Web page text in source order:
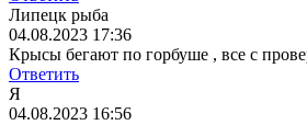
Липецк рыба
04.08.2023 17:36
Крысы бегают по горбуше , все с
Ответить
Я
04.08.2023 16:56